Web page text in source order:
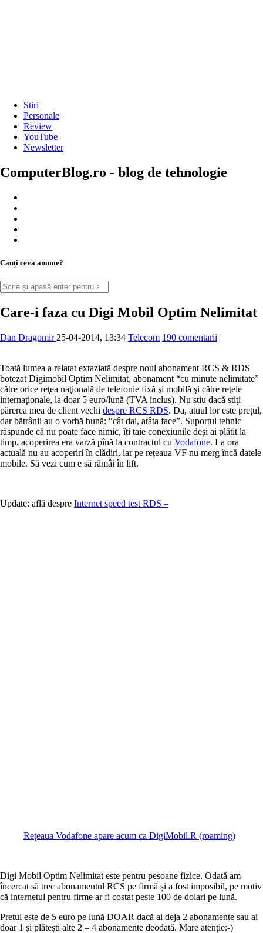
Stiri
Personale
Review
YouTube
Newsletter
ComputerBlog.ro - blog de tehnologie
Cauți ceva anume?
Care-i faza cu Digi Mobil Optim Nelimitat
Dan Dragomir 25-04-2014, 13:34 Telecom 190 comentarii
Toată lumea a relatat extaziată despre noul abonament RCS & RDS
botezat Digimobil Optim Nelimitat, abonament “cu minute nelimitate”
către orice reţea naţională de telefonie fixă şi mobilă şi către reţele
internaţionale, la doar 5 euro/lună (TVA inclus). Nu știu dacă știți
părerea mea de client vechi despre RCS RDS. Da, atuul lor este prețul,
dar bătrânii au o vorbă bună: “cât dai, atâta face”. Suportul tehnic
răspunde că nu poate face nimic, îți taie conexiunile deși ai plătit la
timp, acoperirea era varză pînă la contractul cu Vodafone. La ora
actuală nu au acoperiri în clădiri, iar pe rețeaua VF nu merg încă datele
mobile. Să vezi cum e să rămâi în lift.
Update: află despre Internet speed test RDS –
Rețeaua Vodafone apare acum ca DigiMobil.R (roaming)
Digi Mobil Optim Nelimitat este pentru pesoane fizice. Odată am
încercat să trec abonamentul RCS pe firmă și a fost imposibil, pe motiv
că internetul pentru firme ar fi costat peste 100 de dolari pe lună.
Prețul este de 5 euro pe lună DOAR dacă ai deja 2 abonamente sau ai
doar 1 și plătești alte 2 – 4 abonamente deodată. Mare atenție:-)